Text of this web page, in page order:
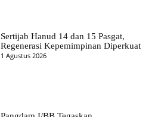
Sertijab Hanud 14 dan 15 Pasgat,
Regenerasi Kepemimpinan Diperkuat
1 Agustus 2026